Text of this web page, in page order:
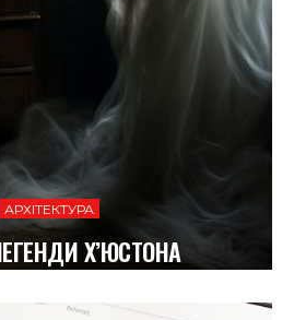
АРХІТЕКТУРА
Х’ЮСТОНА